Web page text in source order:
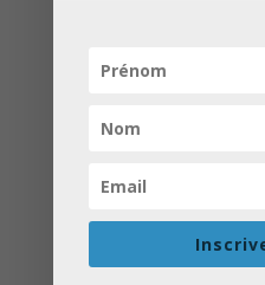
CRÉATIVITÉ ET
finalistes
Délibération &